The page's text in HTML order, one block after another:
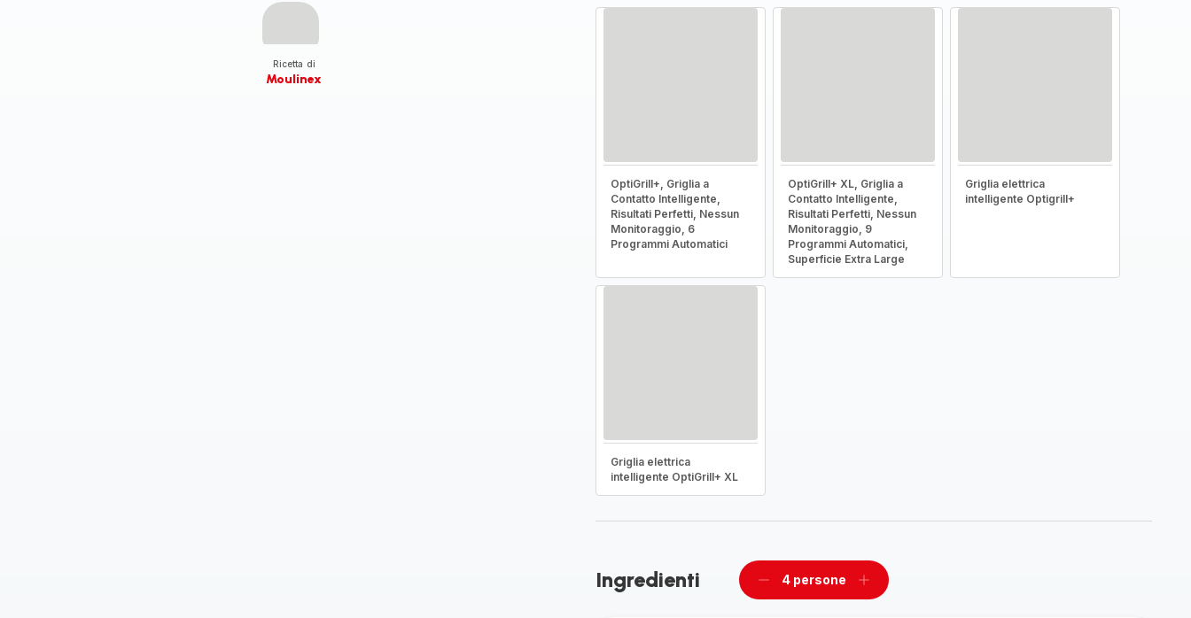
Ricetta di
Moulinex
OptiGrill+, Griglia a
Contatto Intelligente,
Risultati Perfetti, Nessun
Monitoraggio, 6
Programmi Automatici
OptiGrill+ XL, Griglia a
Contatto Intelligente,
Risultati Perfetti, Nessun
Monitoraggio, 9
Programmi Automatici,
Superficie Extra Large
Griglia elettrica
intelligente Optigrill+
Griglia elettrica
intelligente OptiGrill+ XL
Ingredienti
Rimuovi
4 persone
Aggiungi